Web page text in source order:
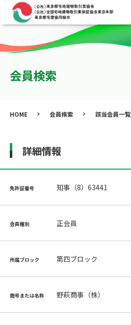
会員検索
HOME 会員検索 該当会員一覧
詳細情報
免許証番号 知事（8）63441
会員種別 正会員
所属ブロック 第四ブロック
商号または名称 野萩商事（株）